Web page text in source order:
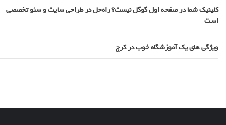
کلینیک شما در صفحه اول گوگل نیست؟ راه‌حل در طراحی سایت و سئو تخصصی
است
ویژگی های یک آموزشگاه خوب در کرج